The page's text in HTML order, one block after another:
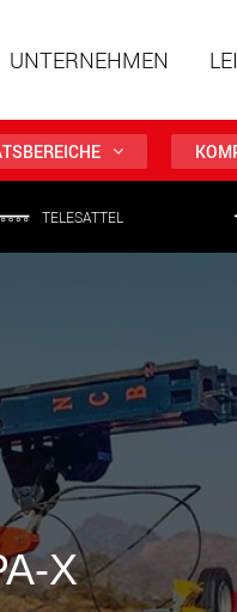
Nutzlasten
Elektrische
leichtere
den USA
UNTERNEHMEN
TELESATTEL
X